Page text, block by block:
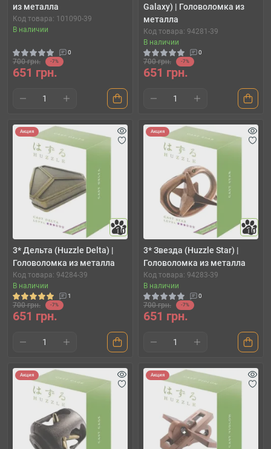
из металла
Код товара: 101090-39
В наличии
0
700 грн. -7%
651 грн.
Galaxy) | Головоломка из
металла
Код товара: 94281-39
В наличии
0
700 грн. -7%
651 грн.
Акция
10
3* Дельта (Huzzle Delta) |
Головоломка из металла
Код товара: 94284-39
В наличии
1
700 грн. -7%
651 грн.
Акция
10
3* Звезда (Huzzle Star) |
Головоломка из металла
Код товара: 94283-39
В наличии
0
700 грн. -7%
651 грн.
Акция Акция